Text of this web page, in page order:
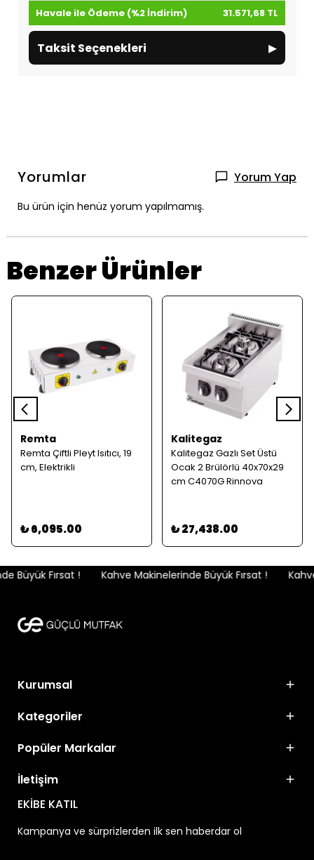
Havale ile Ödeme (%2 İndirim)
31.571,68 TL
Taksit Seçenekleri ▸
Yorumlar Yorum Yap
Bu ürün için henüz yorum yapılmamış.
Benzer Ürünler
Remta
Remta Çiftli Pleyt Isıtıcı, 19
cm, Elektrikli
₺ 6,095.00
Kalitegaz
Kalitegaz Gazlı Set Üstü
Ocak 2 Brülörlü 40x70x29
cm C4070G Rinnova
₺ 27,438.00
Büyük Fırsat ! Kahve Makinelerinde Büyük Fırsat !
Kurumsal
Kategoriler
Popüler Markalar
İletişim
EKİBE KATIL
Kampanya ve sürprizlerden ilk sen haberdar ol